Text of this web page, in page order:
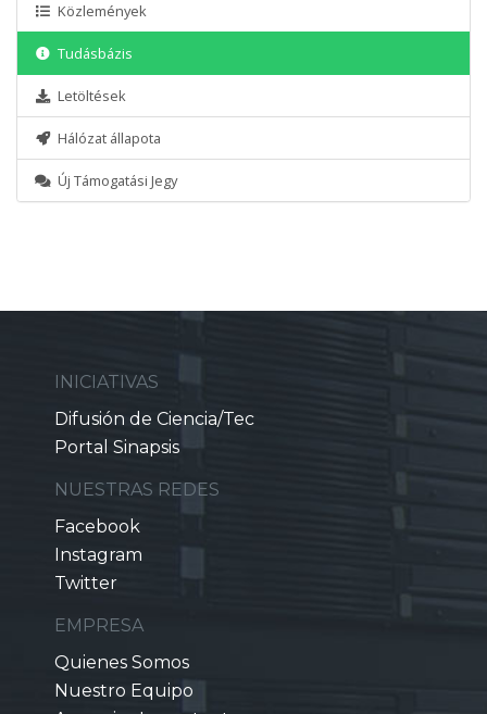
Közlemények
Tudásbázis
Letöltések
Hálózat állapota
Új Támogatási Jegy
INICIATIVAS
Difusión de Ciencia/Tec
Portal Sinapsis
NUESTRAS REDES
Facebook
Instagram
Twitter
EMPRESA
Quienes Somos
Nuestro Equipo